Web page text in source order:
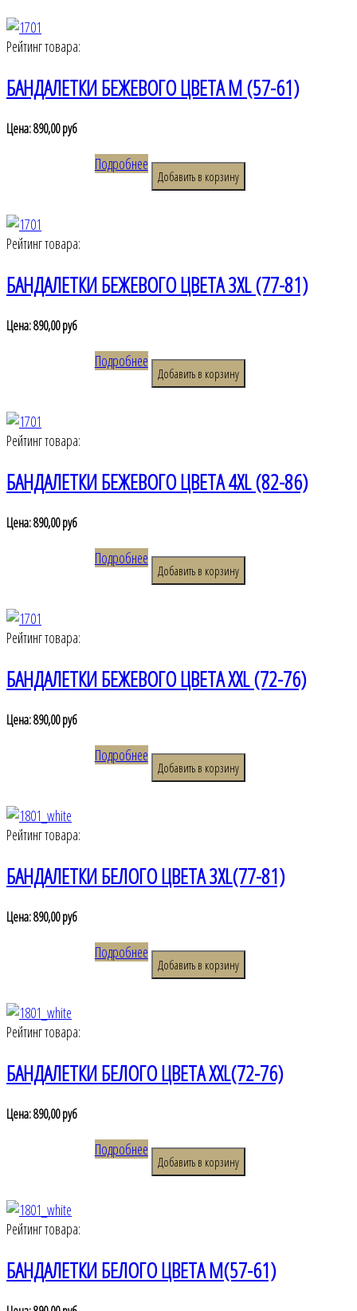
Рейтинг товара:
БАНДАЛЕТКИ БЕЖЕВОГО ЦВЕТА M (57-61)
Цена:890,00 руб
Подробнее
Рейтинг товара:
БАНДАЛЕТКИ БЕЖЕВОГО ЦВЕТА 3XL (77-81)
Цена:890,00 руб
Подробнее
Рейтинг товара:
БАНДАЛЕТКИ БЕЖЕВОГО ЦВЕТА 4XL (82-86)
Цена:890,00 руб
Подробнее
Рейтинг товара:
БАНДАЛЕТКИ БЕЖЕВОГО ЦВЕТА XXL (72-76)
Цена:890,00 руб
Подробнее
Рейтинг товара:
БАНДАЛЕТКИ БЕЛОГО ЦВЕТА 3XL(77-81)
Цена:890,00 руб
Подробнее
Рейтинг товара:
БАНДАЛЕТКИ БЕЛОГО ЦВЕТА XXL(72-76)
Цена:890,00 руб
Подробнее
Рейтинг товара:
БАНДАЛЕТКИ БЕЛОГО ЦВЕТА M(57-61)